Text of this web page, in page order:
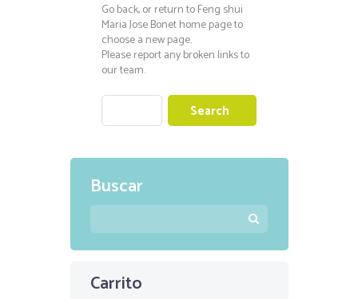
Go back, or return toFeng shui
Maria Jose Bonethome page to
choose a new page.
Please report any broken links to
our team.
Buscar
Carrito